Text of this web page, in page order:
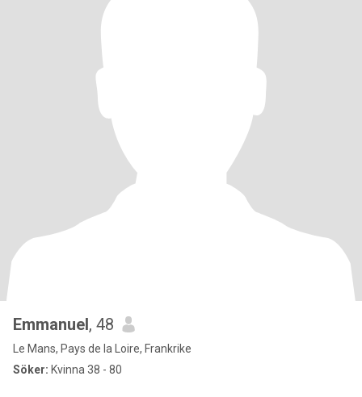
Emmanuel, 48
Le Mans, Pays de la Loire, Frankrike
Söker: Kvinna 38 - 80